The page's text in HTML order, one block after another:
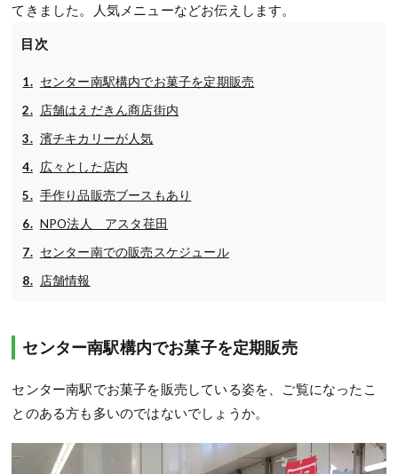
てきました。人気メニューなどお伝えします。
目次
センター南駅構内でお菓子を定期販売
店舗はえだきん商店街内
濱チキカリーが人気
広々とした店内
手作り品販売ブースもあり
NPO法人 アスタ荏田
センター南での販売スケジュール
店舗情報
センター南駅構内でお菓子を定期販売
センター南駅でお菓子を販売している姿を、ご覧になったこ
とのある方も多いのではないでしょうか。